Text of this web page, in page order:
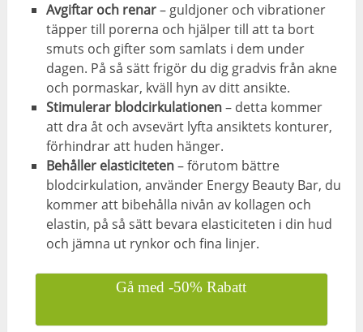
Avgiftar och renar– guldjoner och vibrationer
täpper till porerna och hjälper till att ta bort
smuts och gifter som samlats i dem under
dagen. På så sätt frigör du dig gradvis från akne
och pormaskar, kväll hyn av ditt ansikte.
Stimulerar blodcirkulationen– detta kommer
att dra åt och avsevärt lyfta ansiktets konturer,
förhindrar att huden hänger.
Behåller elasticiteten–förutom bättre
blodcirkulation, använder Energy Beauty Bar, du
kommer att bibehålla nivån av kollagen och
elastin, på så sätt bevara elasticiteten i din hud
och jämna ut rynkor och fina linjer.
Gå med -50% Rabatt